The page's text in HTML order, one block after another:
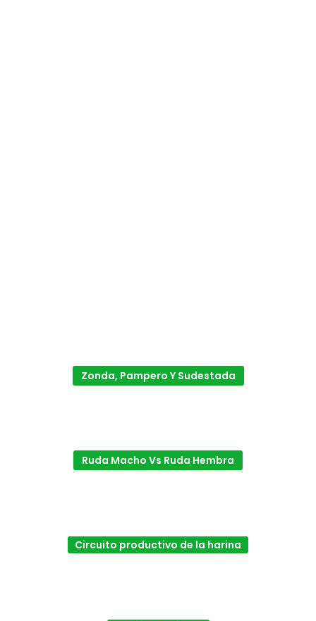
Zonda, Pampero Y Sudestada
Ruda Macho Vs Ruda Hembra
Circuito productivo de la harina